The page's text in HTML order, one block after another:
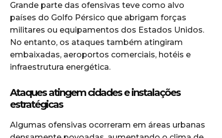
Grande parte das ofensivas teve como alvo
países do Golfo Pérsico que abrigam forças
militares ou equipamentos dos Estados Unidos.
No entanto, os ataques também atingiram
embaixadas, aeroportos comerciais, hotéis e
infraestrutura energética.
Ataques atingem cidades e instalações
estratégicas
Algumas ofensivas ocorreram em áreas urbanas